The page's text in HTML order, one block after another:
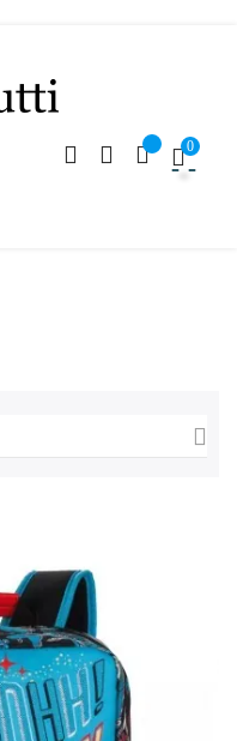
0
